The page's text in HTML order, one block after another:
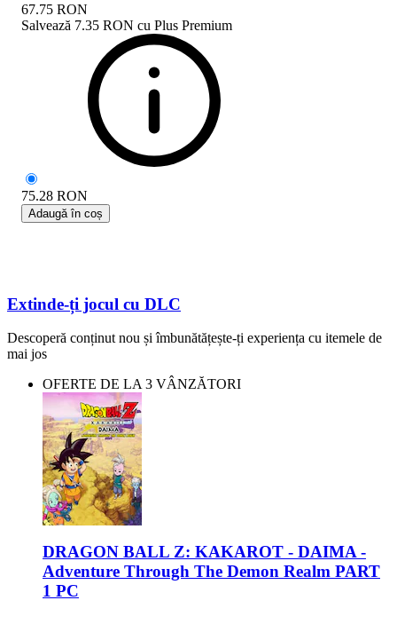
67.75 RON
Salvează 7.35 RON cu Plus Premium
75.28 RON
Adaugă în coș
Extinde-ți jocul cu DLC
Descoperă conținut nou și îmbunătățește-ți experiența cu itemele de
mai jos
OFERTE DE LA 3 VÂNZĂTORI
DRAGON BALL Z: KAKAROT - DAIMA -
Adventure Through The Demon Realm PART
1 PC